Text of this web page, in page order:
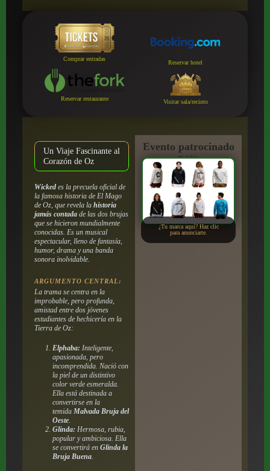
Comprar entradas
Reservar hotel
Reservar restaurante Visitar sala/recinto
Un Viaje Fascinante al
Corazón de Oz
Wickedes la precuela oficial de
la famosa historia de El Mago
de Oz, que revela la historia
jamás contadade las dos brujas
que se hicieron mundialmente
conocidas. Es un musical
espectacular, lleno de fantasía,
humor, drama y una banda
sonora inolvidable.
ARGUMENTO CENTRAL:
La trama se centra en la
improbable, pero profunda,
amistad entre dos jóvenes
estudiantes de hechicería en la
Tierra de Oz:
Elphaba: Inteligente,
apasionada, pero
incomprendida. Nació con
la piel de un distintivo
color verde esmeralda.
Ella está destinada a
convertirse en la
temida Malvada Bruja del
Oeste.
Glinda: Hermosa, rubia,
popular y ambiciosa. Ella
se convertirá en Glinda la
Bruja Buena.
Evento patrocinado
por:
¿Tu marca aquí? Haz clic
para anunciarte.